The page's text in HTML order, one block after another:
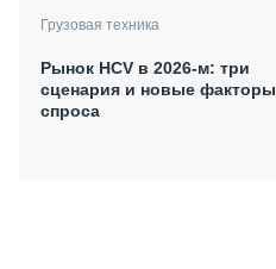
Грузовая техника
Рынок HCV в 2026-м: три
сценария и новые факторы
спроса